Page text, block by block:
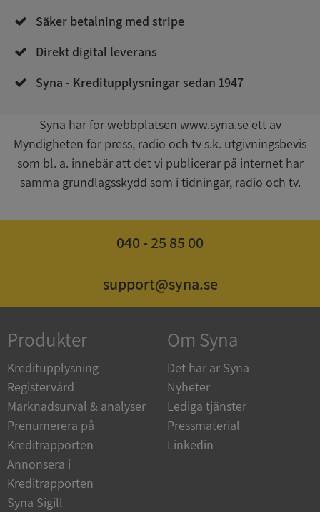
Säker betalning med stripe
Direkt digital leverans
Syna - Kreditupplysningar sedan 1947
Syna har för webbplatsen www.syna.se ett av
Myndigheten för press, radio och tv s.k. utgivningsbevis
som bl. a. innebär att det vi publicerar på internet har
samma grundlagsskydd som i tidningar, radio och tv.
040 - 25 85 00
support@syna.se
Produkter
Kreditupplysning
Registervård
Marknadsurval & analyser
Prenumerera på
Kreditrapporten
Annonsera i
Kreditrapporten
Syna Sigill
Om Syna
Det här är Syna
Nyheter
Lediga tjänster
Pressmaterial
Linkedin
VISITOR_PRIVACY_METADATA
YouTube
.youtube.com
5 månader
de.syna.se
ARRAffinity
Microsoft
.syna.se
Google
Privacy Policy